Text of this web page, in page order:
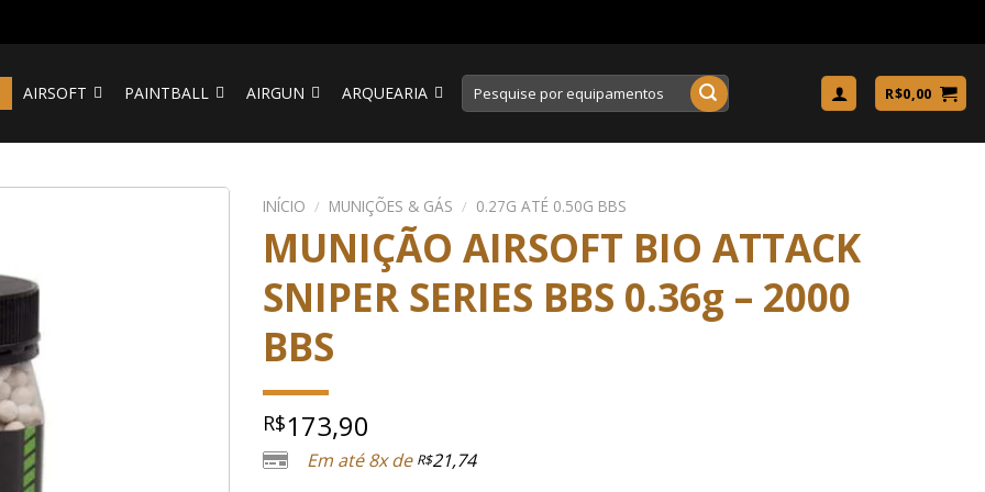
AIRSOFT PAINTBALL AIRGUN ARQUEARIA
Pesquisar
por:
R$0,00
INÍCIO / MUNIÇÕES & GÁS / 0.27G ATÉ 0.50G BBS
MUNIÇÃO AIRSOFT BIO ATTACK
SNIPER SERIES BBS 0.36g – 2000
BBS
R$173,90
Em até 8x de R$21,74